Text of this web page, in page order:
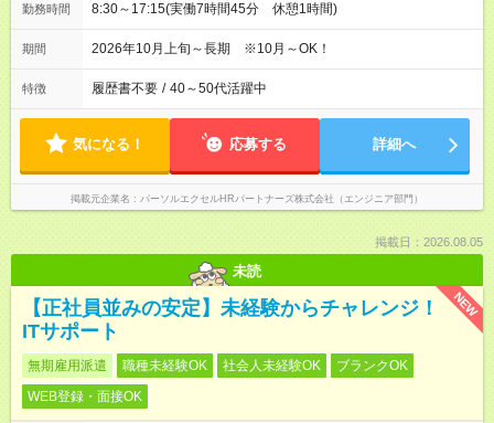
勤務時間 8:30～17:15(実働7時間45分 休憩1時間)
期間 2026年10月上旬～長期 ※10月～OK！
特徴 履歴書不要 / 40～50代活躍中
気になる！ 応募する 詳細へ
掲載元企業名 パーソルエクセルHRパートナーズ株式会社（エンジニア部門）
掲載日：2026.08.05
未読
NEW
【正社員並みの安定】未経験からチャレンジ！
ITサポート
無期雇用派遣 職種未経験OK 社会人未経験OK
ブランクOK
WEB登録・面接OK